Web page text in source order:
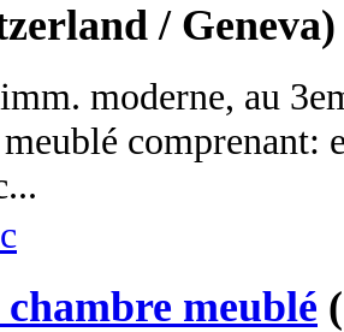
/ Geneva)
moderne, au
comprenant:
meublé